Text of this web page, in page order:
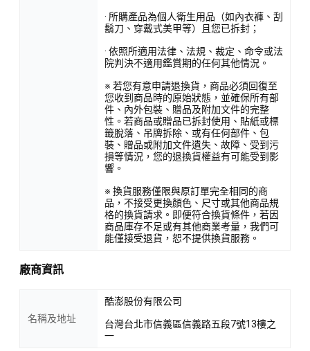
· 所購產品為個人衛生用品（如內衣褲、刮
鬍刀、穿戴式美甲等）且您已拆封；
· 依照所適用法律、法規、裁定、命令或法
院判決不適用鑑賞期的任何其他情況。
※ 若您有意申請退換貨，商品必須回復至
您收到商品時的原始狀態，並確保所有部
件、內外包裝、贈品及附加文件的完整
性。若商品或贈品已拆封使用、貼紙或標
籤脫落、吊牌拆除、或有任何部件、包
裝、贈品或附加文件遺失、故障、受到污
損等情況，您的退換貨權益有可能受到影
響。
※ 換貨服務僅限與原訂單完全相同的商
品，不接受更換顏色、尺寸或其他商品規
格的換貨請求。即便符合換貨條件，若因
商品庫存不足或有其他商業考量，我們可
能僅接受退貨，恕不提供換貨服務。
廠商資訊
名稱及地址
酷澎股份有限公司
台灣台北市信義區信義路五段7號13樓之
一